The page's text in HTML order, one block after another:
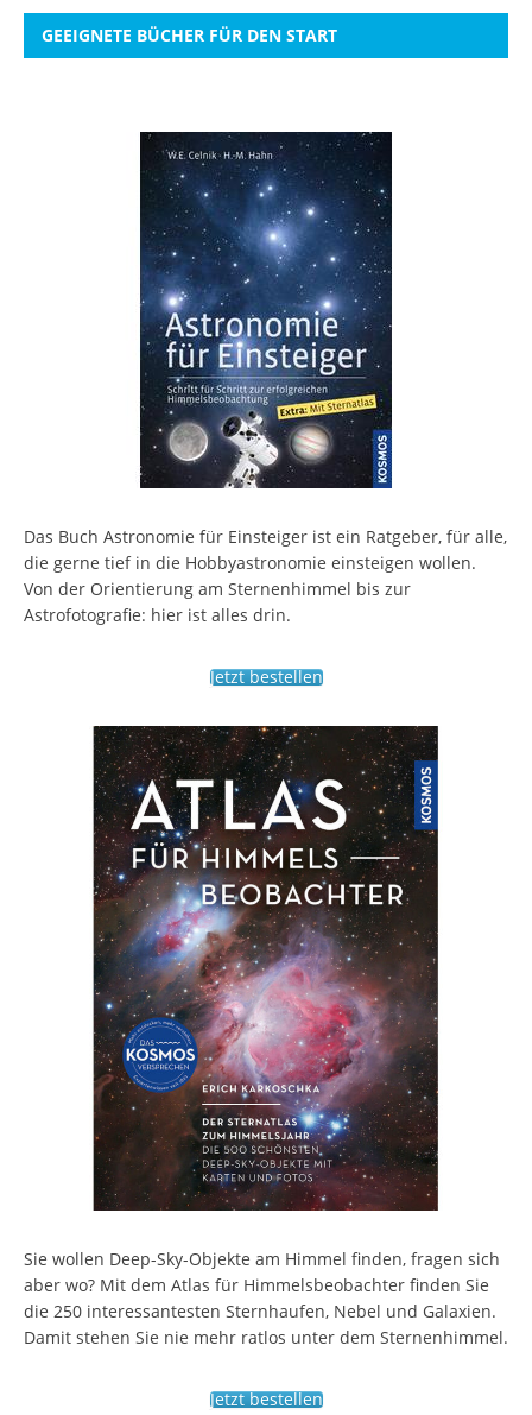
GEEIGNETE BÜCHER FÜR DEN START
Das Buch Astronomie für Einsteiger ist ein Ratgeber, für alle,
die gerne tief in die Hobbyastronomie einsteigen wollen.
Von der Orientierung am Sternenhimmel bis zur
Astrofotografie: hier ist alles drin.
Jetzt bestellen
Sie wollen Deep-Sky-Objekte am Himmel finden, fragen sich
aber wo? Mit dem Atlas für Himmelsbeobachter finden Sie
die 250 interessantesten Sternhaufen, Nebel und Galaxien.
Damit stehen Sie nie mehr ratlos unter dem Sternenhimmel.
Jetzt bestellen